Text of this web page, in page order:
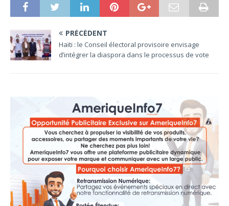
PRÉCÉDENT
Haïti : le Conseil électoral provisoire envisage
d’intégrer la diaspora dans le processus de vote